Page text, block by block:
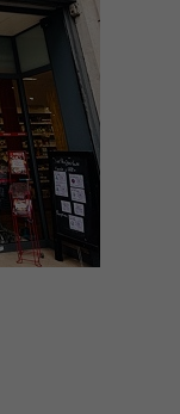
ティー #グアム